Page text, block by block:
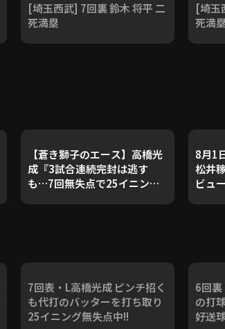
[埼玉西武] 7回裏 鈴木 将平 二
死満塁
[埼玉
死満
【蒼き獅子のエース】高橋光
成『3試合連続完封は逃す
も…7回無失点で25イニング
8月1
松井
ビュ
7回表・L高橋光成 ピンチ招く
も代打のバッターを打ち取り
25イニング無失点中!!
6回
の打
好送